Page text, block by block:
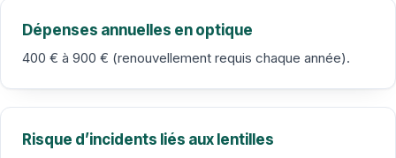
Dépenses annuelles en optique
400 € à 900 € (renouvellement requis chaque année).
Risque d’incidents liés aux lentilles